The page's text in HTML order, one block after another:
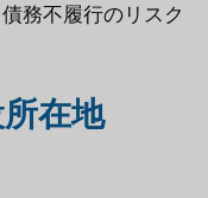
務不履行のリスク
在地